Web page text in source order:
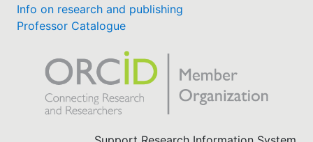
Info on research and publishing
Professor Catalogue